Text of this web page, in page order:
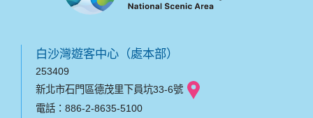
白沙灣遊客中心（處本部）
253409
新北市石門區德茂里下員坑33-6號
電話：886-2-8635-5100